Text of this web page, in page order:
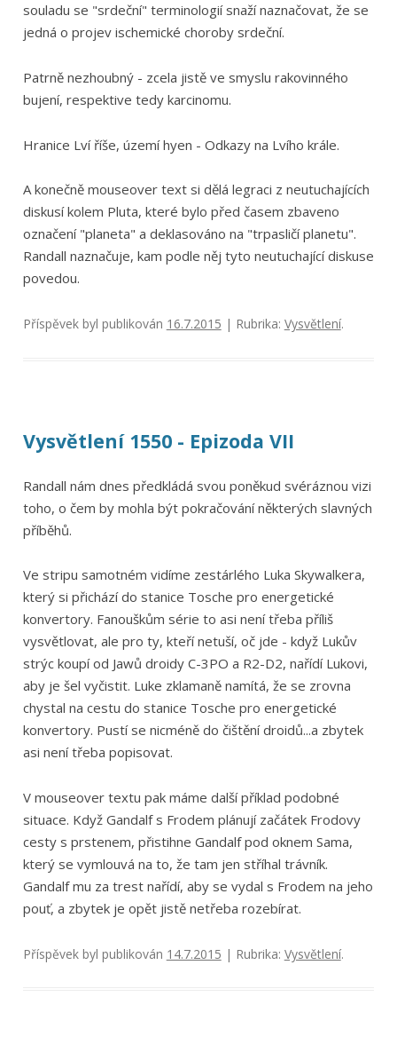
souladu se "srdeční" terminologií snaží naznačovat, že se
jedná o projev ischemické choroby srdeční.
Patrně nezhoubný - zcela jistě ve smyslu rakovinného
bujení, respektive tedy karcinomu.
Hranice Lví říše, území hyen - Odkazy na Lvího krále.
A konečně mouseover text si dělá legraci z neutuchajících
diskusí kolem Pluta, které bylo před časem zbaveno
označení "planeta" a deklasováno na "trpasličí planetu".
Randall naznačuje, kam podle něj tyto neutuchající diskuse
povedou.
Příspěvek byl publikován 16.7.2015 | Rubrika: Vysvětlení.
Vysvětlení 1550 - Epizoda VII
Randall nám dnes předkládá svou poněkud svéráznou vizi
toho, o čem by mohla být pokračování některých slavných
příběhů.
Ve stripu samotném vidíme zestárlého Luka Skywalkera,
který si přichází do stanice Tosche pro energetické
konvertory. Fanouškům série to asi není třeba příliš
vysvětlovat, ale pro ty, kteří netuší, oč jde - když Lukův
strýc koupí od Jawů droidy C-3PO a R2-D2, nařídí Lukovi,
aby je šel vyčistit. Luke zklamaně namítá, že se zrovna
chystal na cestu do stanice Tosche pro energetické
konvertory. Pustí se nicméně do čištění droidů...a zbytek
asi není třeba popisovat.
V mouseover textu pak máme další příklad podobné
situace. Když Gandalf s Frodem plánují začátek Frodovy
cesty s prstenem, přistihne Gandalf pod oknem Sama,
který se vymlouvá na to, že tam jen stříhal trávník.
Gandalf mu za trest nařídí, aby se vydal s Frodem na jeho
pouť, a zbytek je opět jistě netřeba rozebírat.
Příspěvek byl publikován 14.7.2015 | Rubrika: Vysvětlení.